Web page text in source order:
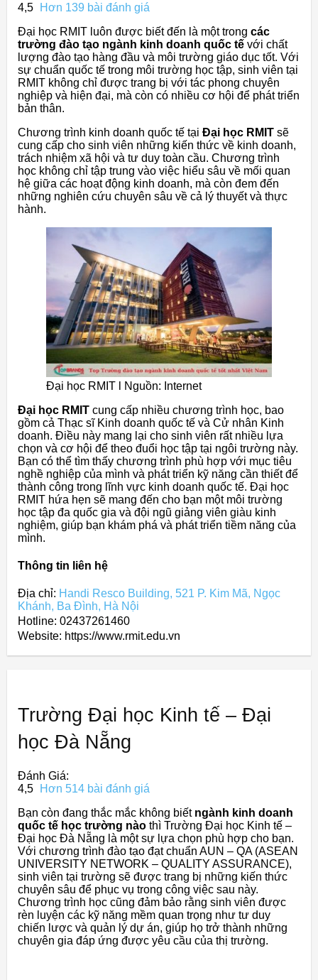
4,5
Hơn 139 bài đánh giá
Đại học RMIT luôn được biết đến là một trong các
trường đào tạo ngành kinh doanh quốc tế với chất
lượng đào tạo hàng đầu và môi trường giáo dục tốt. Với
sự chuẩn quốc tế trong môi trường học tập, sinh viên tại
RMIT không chỉ được trang bị với tác phong chuyên
nghiệp và hiện đại, mà còn có nhiều cơ hội để phát triển
bản thân.
Chương trình kinh doanh quốc tế tại Đại học RMIT sẽ
cung cấp cho sinh viên những kiến thức về kinh doanh,
trách nhiệm xã hội và tư duy toàn cầu. Chương trình
học không chỉ tập trung vào việc hiểu sâu về mối quan
hệ giữa các hoạt động kinh doanh, mà còn đem đến
những nghiên cứu chuyên sâu về cả lý thuyết và thực
hành.
Đại học RMIT l Nguồn: Internet
Đại học RMIT cung cấp nhiều chương trình học, bao
gồm cả Thạc sĩ Kinh doanh quốc tế và Cử nhân Kinh
doanh. Điều này mang lại cho sinh viên rất nhiều lựa
chọn và cơ hội để theo đuổi học tập tại ngôi trường này.
Bạn có thể tìm thấy chương trình phù hợp với mục tiêu
nghề nghiệp của mình và phát triển kỹ năng cần thiết để
thành công trong lĩnh vực kinh doanh quốc tế. Đại học
RMIT hứa hẹn sẽ mang đến cho bạn một môi trường
học tập đa quốc gia và đội ngũ giảng viên giàu kinh
nghiệm, giúp bạn khám phá và phát triển tiềm năng của
mình.
Thông tin liên hệ
Địa chỉ: Handi Resco Building, 521 P. Kim Mã, Ngọc
Khánh, Ba Đình, Hà Nội
Hotline: 02437261460
Website: https://www.rmit.edu.vn
Trường Đại học Kinh tế – Đại
học Đà Nẵng
Đánh Giá:
4,5
Hơn 514 bài đánh giá
Bạn còn đang thắc mắc không biết ngành kinh doanh
quốc tế học trường nào thì Trường Đại học Kinh tế –
Đại học Đà Nẵng là một sự lựa chọn phù hợp cho bạn.
Với chương trình đào tạo đạt chuẩn AUN – QA (ASEAN
UNIVERSITY NETWORK – QUALITY ASSURANCE),
sinh viên tại trường sẽ được trang bị những kiến thức
chuyên sâu để phục vụ trong công việc sau này.
Chương trình học cũng đảm bảo rằng sinh viên được
rèn luyện các kỹ năng mềm quan trọng như tư duy
chiến lược và quản lý dự án, giúp họ trở thành những
chuyên gia đáp ứng được yêu cầu của thị trường.